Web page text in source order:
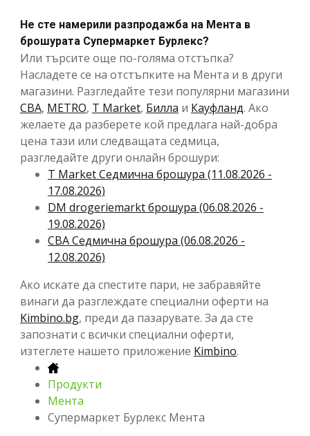
Не сте намерили разпродажба на Мента в
брошурата Супермаркет Бурлекс?
Или търсите още по-голяма отстъпка?
Насладете се на отстъпките на Мента и в други
магазини. Разгледайте тези популярни магазини
CBA, METRO, T Market, Билла и Кауфланд. Ако
желаете да разберете кой предлага най-добра
цена тази или следващата седмица,
разгледайте други онлайн брошури:
T Market Cедмична брошура (11.08.2026 -
17.08.2026)
DM drogeriemarkt брошура (06.08.2026 -
19.08.2026)
CBA Cедмична брошура (06.08.2026 -
12.08.2026)
Ако искате да спестите пари, не забравяйте
винаги да разглеждате специални оферти на
Kimbino.bg, преди да пазарувате. За да сте
запознати с всички специални оферти,
изтеглете нашето приложение Kimbino.
Продукти
Мента
Супермаркет Бурлекс Мента